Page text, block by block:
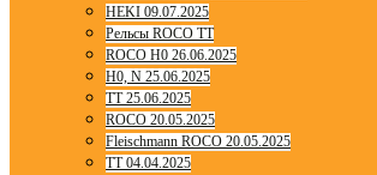
HEKI 09.07.2025
Рельсы ROCO TT
ROCO H0 26.06.2025
H0, N 25.06.2025
TT 25.06.2025
ROCO 20.05.2025
Fleischmann ROCO 20.05.2025
TT 04.04.2025